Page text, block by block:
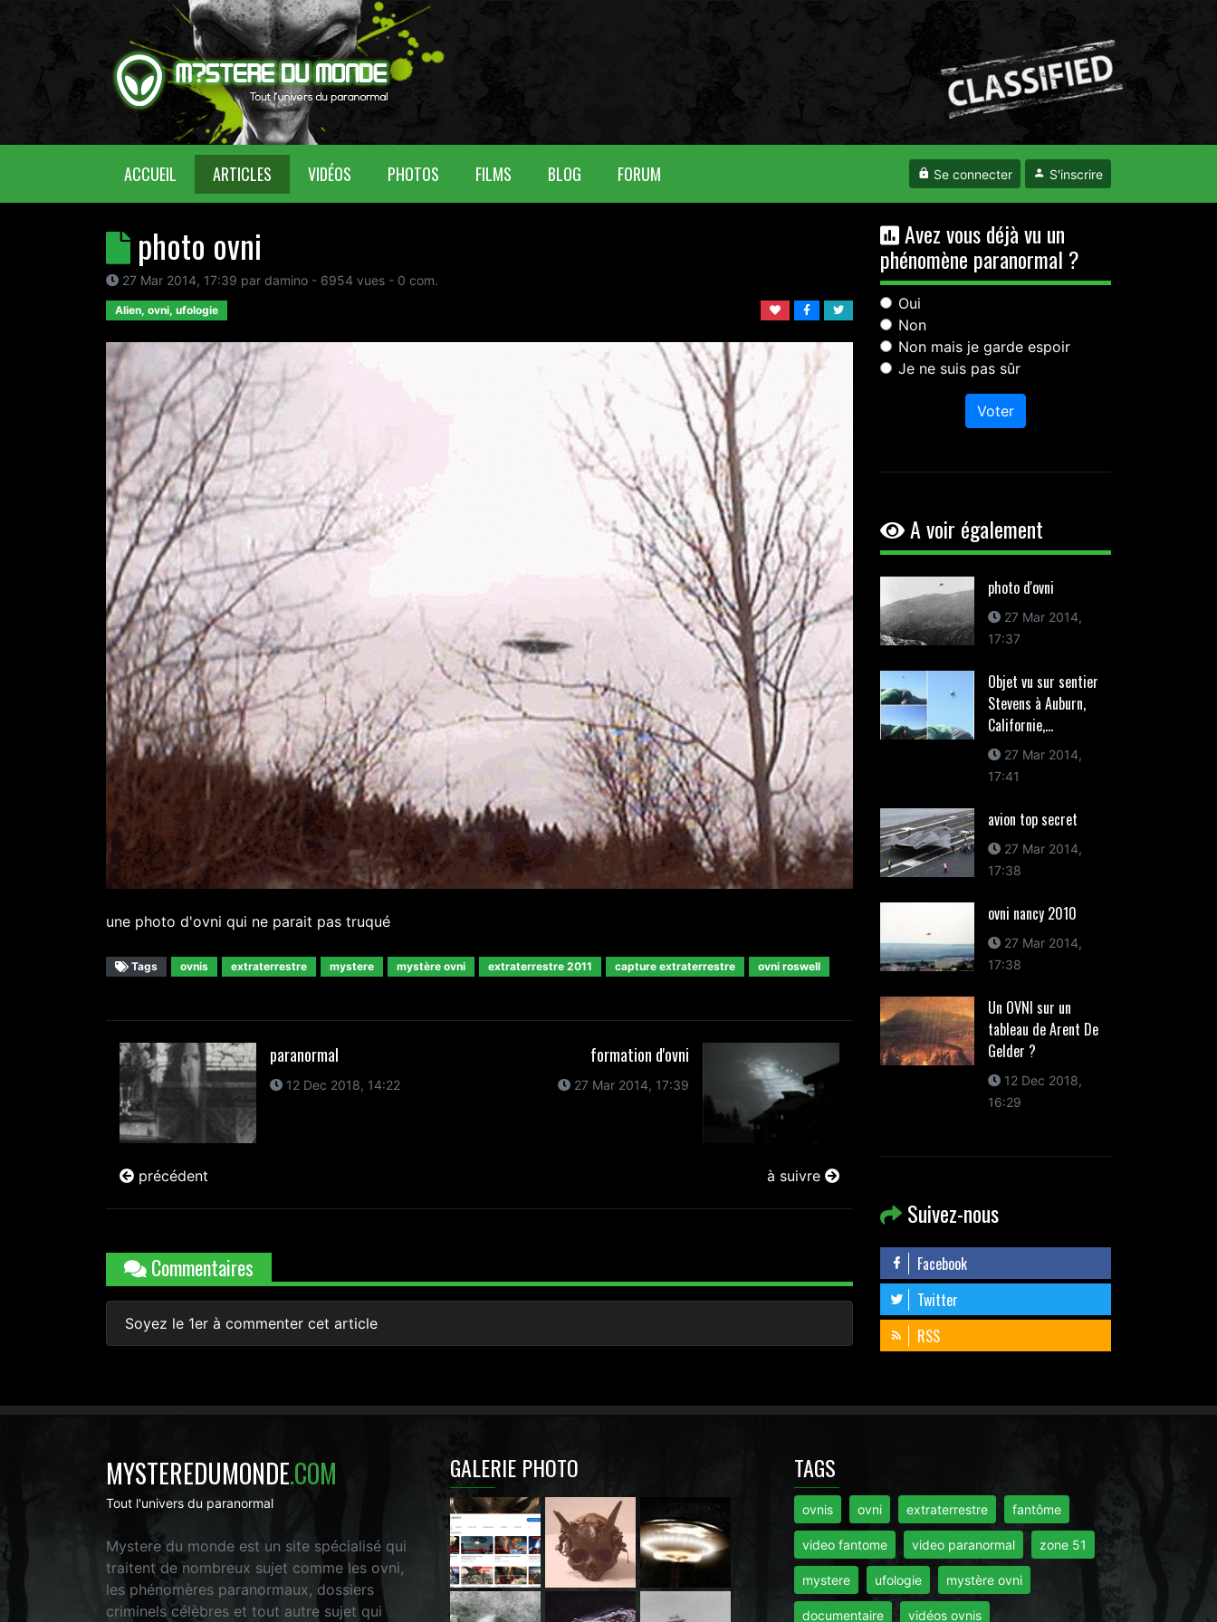
ACCUEIL (CURRENT)ARTICLES VIDÉOS PHOTOS FILMS BLOG FORUM Se connecter S'inscrire
photo ovni
27 Mar 2014, 17:39 par damino - 6954 vues - 0 com.
Alien, ovni, ufologie
une photo d'ovni qui ne parait pas truqué
Tags ovnis extraterrestre mystere mystère ovni extraterrestre 2011 capture extraterrestre ovni roswell
paranormal
12 Dec 2018, 14:22
précédent
formation d'ovni
27 Mar 2014, 17:39
à suivre
Commentaires
Soyez le 1er à commenter cet article
Avez vous déjà vu un
phénomène paranormal ?
Oui
Non
Non mais je garde espoir
Je ne suis pas sûr
Voter
A voir également
photo d'ovni
27 Mar 2014,
17:37
Objet vu sur sentier
Stevens à Auburn,
Californie,...
27 Mar 2014,
17:41
avion top secret
27 Mar 2014,
17:38
ovni nancy 2010
27 Mar 2014,
17:38
Un OVNI sur un
tableau de Arent De
Gelder ?
12 Dec 2018,
16:29
Suivez-nous
Facebook
Twitter
RSS
MYSTEREDUMONDE.COM
Tout l'univers du paranormal
Mystere du monde est un site spécialisé qui
traitent de nombreux sujet comme les ovni,
les phénomères paranormaux, dossiers
criminels célèbres et tout autre sujet qui
GALERIE PHOTO TAGS
ovnis ovni extraterrestre fantôme
video fantome video paranormal zone 51
mystere ufologie mystère ovni
documentaire vidéos ovnis